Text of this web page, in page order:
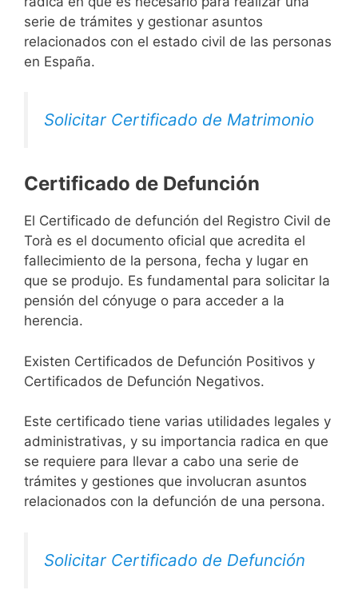
serie de trámites y gestionar asuntos
relacionados con el estado civil de las personas
en España.
Solicitar Certificado de Matrimonio
Certificado de Defunción
El Certificado de defunción del Registro Civil de
Torà es el documento oficial que acredita el
fallecimiento de la persona, fecha y lugar en
que se produjo. Es fundamental para solicitar la
pensión del cónyuge o para acceder a la
herencia.
Existen Certificados de Defunción Positivos y
Certificados de Defunción Negativos.
Este certificado tiene varias utilidades legales y
administrativas, y su importancia radica en que
se requiere para llevar a cabo una serie de
trámites y gestiones que involucran asuntos
relacionados con la defunción de una persona.
Solicitar Certificado de Defunción